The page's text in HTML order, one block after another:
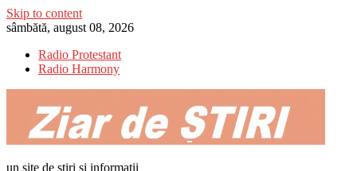
Skip to content
sâmbătă, august 08, 2026
Radio Protestant
Radio Harmony
un site de stiri si informatii